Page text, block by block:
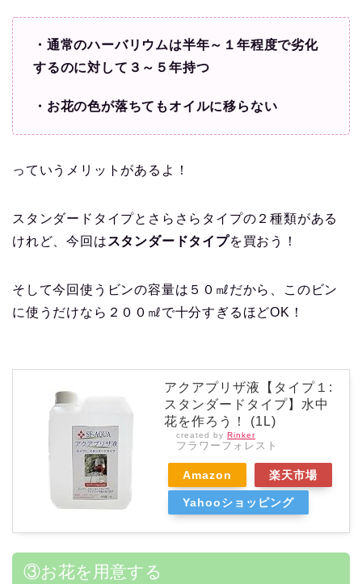
・通常のハーバリウムは半年～１年程度で劣化
するのに対して３～５年持つ
・お花の色が落ちてもオイルに移らない
っていうメリットがあるよ！
スタンダードタイプとさらさらタイプの２種類がある
けれど、今回は スタンダードタイプを買おう！
そして今回使うビンの容量は５０㎖だから、このビン
に使うだけなら２００㎖で十分すぎるほどOK！
アクアプリザ液【タイプ１:
スタンダードタイプ】水中
花を作ろう！ (1L)
created by Rinker
フラワーフォレスト
Amazon 楽天市場
Yahooショッピング
③お花を用意する